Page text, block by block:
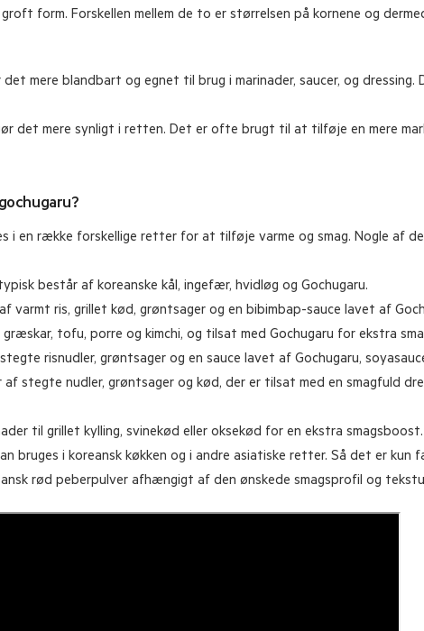
form. Forskellen mellem de to er størrelsen på kornene og
mere blandbart og egnet til brug i marinader, saucer, og
det mere synligt i retten. Det er ofte brugt til at tilføje en mere
i en række forskellige retter for at tilføje varme og smag. Nogle af
består af koreanske kål, ingefær, hvidløg og Gochugaru.
varmt ris, grillet kød, grøntsager og en bibimbap-sauce lavet af
tofu, porre og kimchi, og tilsat med Gochugaru for ekstra
risnudler, grøntsager og en sauce lavet af Gochugaru,
stegte nudler, grøntsager og kød, der er tilsat med en smagfuld
til grillet kylling, svinekød eller oksekød for en ekstra smagsboost.
bruges i koreansk køkken og i andre asiatiske retter. Så det er
rød peberpulver afhængigt af den ønskede smagsprofil og